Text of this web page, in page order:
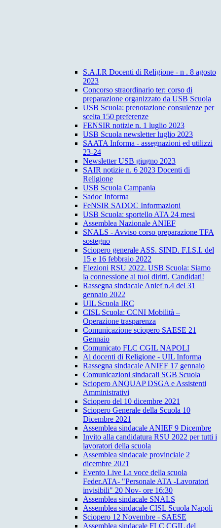
S.A.I.R Docenti di Religione - n . 8 agosto
2023
Concorso straordinario ter: corso di
preparazione organizzato da USB Scuola
USB Scuola: prenotazione consulenze per
scelta 150 preferenze
FENSIR notizie n. 1 luglio 2023
USB Scuola newsletter luglio 2023
SAATA Informa - assegnazioni ed utilizzi
23-24
Newsletter USB giugno 2023
SAIR notizie n. 6 2023 Docenti di
Religione
USB Scuola Campania
Sadoc Informa
FeNSIR SADOC Informazioni
USB Scuola: sportello ATA 24 mesi
Assemblea Nazionale ANIEF
SNALS - Avviso corso preparazione TFA
sostegno
Sciopero generale ASS. SIND. F.I.S.I. del
15 e 16 febbraio 2022
Elezioni RSU 2022. USB Scuola: Siamo
la connessione ai tuoi diritti. Candidati!
Rassegna sindacale Anief n.4 del 31
gennaio 2022
UIL Scuola IRC
CISL Scuola: CCNI Mobilità –
Operazione trasparenza
Comunicazione sciopero SAESE 21
Gennaio
Comunicato FLC CGIL NAPOLI
Ai docenti di Religione - UIL Informa
Rassegna sindacale ANIEF 17 gennaio
Comunicazioni sindacali SGB Scuola
Sciopero ANQUAP DSGA e Assistenti
Amministrativi
Sciopero del 10 dicembre 2021
Sciopero Generale della Scuola 10
Dicembre 2021
Assemblea sindacale ANIEF 9 Dicembre
Invito alla candidatura RSU 2022 per tutti i
lavoratori della scuola
Assemblea sindacale provinciale 2
dicembre 2021
Evento Live La voce della scuola
Feder.ATA- "Personale ATA -Lavoratori
invisibili" 20 Nov- ore 16:30
Assemblea sindacale SNALS
Assemblea sindacale CISL Scuola Napoli
Sciopero 12 Novembre - SAESE
Assemblea sindacale FLC CGIL del